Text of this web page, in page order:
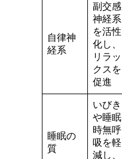
自律神
経系
副交感
神経系
を活性
化し、
リラッ
クスを
促進
睡眠の
質
いびき
や睡眠
時無呼
吸を軽
減し、